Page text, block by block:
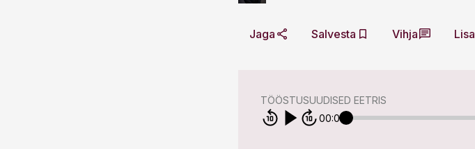
Jaga Salvesta Vihja
TÖÖSTUSUUDISED EETRIS
00:00